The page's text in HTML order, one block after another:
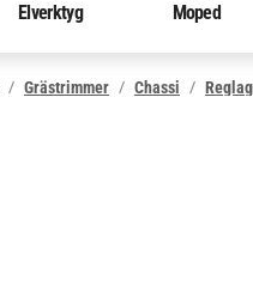
Elverktyg Moped
Grästrimmer Chassi